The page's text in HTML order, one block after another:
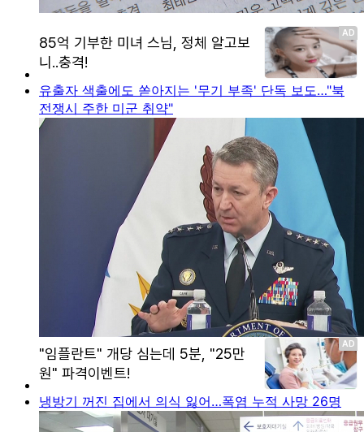
유출자 색출에도 쏟아지는 '무기 부족' 단독 보도…"북
전쟁시 주한 미군 취약"
냉방기 꺼진 집에서 의식 잃어…폭염 누적 사망 26명